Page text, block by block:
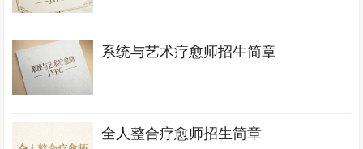
系统与艺术疗愈师招生简章
全人整合疗愈师招生简章